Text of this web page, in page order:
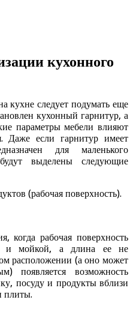
кухонного
кухне следует подумать еще
кухонный гарнитур, а
параметры мебели влияют
Даже если гарнитур имеет
для маленького
выделены следующие
(рабочая поверхность).
когда рабочая поверхность
и мойкой, а длина ее не
расположении (а оно может
появляется возможность
посуду и продукты вблизи
плиты.